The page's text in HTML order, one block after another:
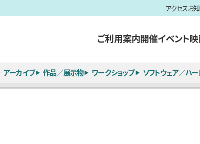
アクセスお
ご利用案内開催イベント
アーカイブ 作品／展示物 ワークショップ ソフトウェア／ハー